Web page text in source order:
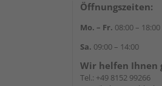
Öffnungszeiten:
Mo. – Fr. 08:00 – 18:00
Sa. 09:00 – 14:00
Wir helfen Ihnen
Tel.: +49 8152 99266